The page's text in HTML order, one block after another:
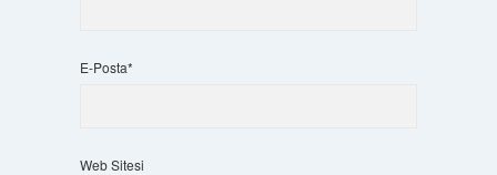
E-Posta*
Web Sitesi